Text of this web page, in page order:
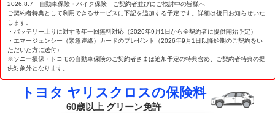
2026.8.7 自動車保険・バイク保険 ご契約者並びにご検討中の皆様へ
ご契約者特典として利用できるサービスに下記を追加する予定です。詳細は後日お知らせいた
します。
・バッテリー上りに対する年一回無料対応（2026年9月1日から全契約者に提供開始予定）
・エマージェンシー（緊急連絡）カードのプレゼント（2026年9月1日以降始期のご契約をい
ただいた方に送付）
※ソニー損保・ドコモの自動車保険のご契約者さまは追加予定の特典含め、ご契約者特典の提
供対象外となります。
トヨタ ヤリスクロスの保険料
60歳以上 グリーン免許